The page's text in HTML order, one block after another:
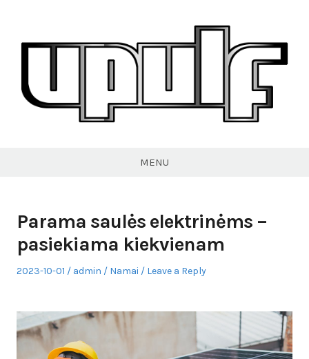
content
MENU
Parama saulės elektrinėms –
pasiekiama kiekvienam
Posted
2023-10-01 Author
admin
Posted
Namai Leave a Reply